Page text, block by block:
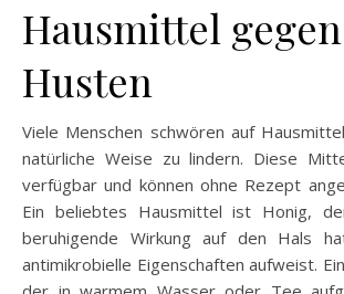
Hausmittel gegen
Husten
Viele Menschen schwören auf
natürliche Weise zu lindern. Diese
verfügbar und können ohne Rezept
Ein beliebtes Hausmittel ist Honig,
beruhigende Wirkung auf den Hals
antimikrobielle Eigenschaften aufweist.